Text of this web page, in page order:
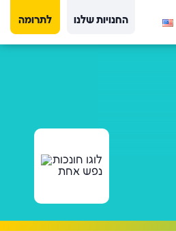
החנויות שלנו לתרומה